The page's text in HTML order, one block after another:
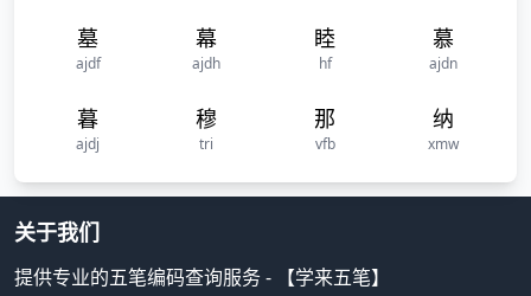
墓
ajdf
幕
ajdh
睦
hf
慕
ajdn
暮
ajdj
穆
tri
那
vfb
纳
xmw
关于我们
提供专业的五笔编码查询服务 - 【学来五笔】